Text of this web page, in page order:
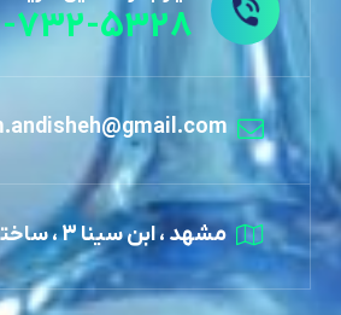
732-5328
مشهد ، ابن سینا 3 ، ساختمان اویدنس